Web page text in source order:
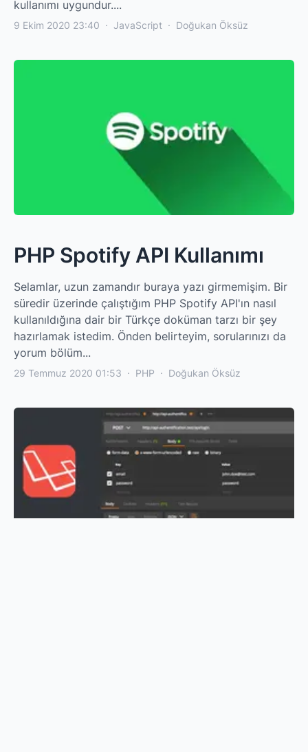
kullanımı uygundur....
9 Ekim 2020 23:40 · JavaScript · Doğukan Öksüz
PHP Spotify API Kullanımı
Selamlar, uzun zamandır buraya yazı girmemişim. Bir
süredir üzerinde çalıştığım PHP Spotify API'ın nasıl
kullanıldığına dair bir Türkçe doküman tarzı bir şey
hazırlamak istedim. Önden belirteyim, sorularınızı da
yorum bölüm...
29 Temmuz 2020 01:53 · PHP · Doğukan Öksüz